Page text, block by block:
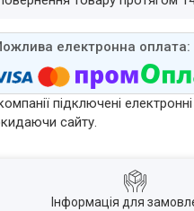
підключені
сайту.
Інформація для